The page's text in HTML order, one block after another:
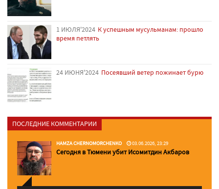
1 ИЮЛЯ'2024 К успешным мусульманам: прошло
время петлять
24 ИЮНЯ'2024 Посеявший ветер пожинает бурю
ПОСЛЕДНИЕ КОММЕНТАРИИ
HAMZA CHERNOMORCHENKO 03.06.2026, 23:29
Сегодня в Тюмени убит Исомитдин Акбаров